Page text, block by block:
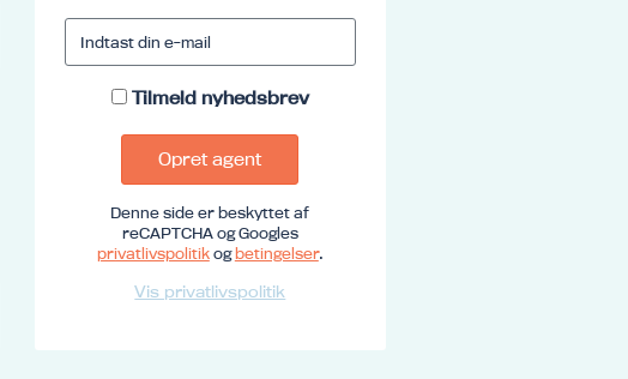
Tilmeld nyhedsbrev
Opret agent
Denne side er beskyttet af
reCAPTCHA og Googles
privatlivspolitikogbetingelser.
Vis privatlivspolitik